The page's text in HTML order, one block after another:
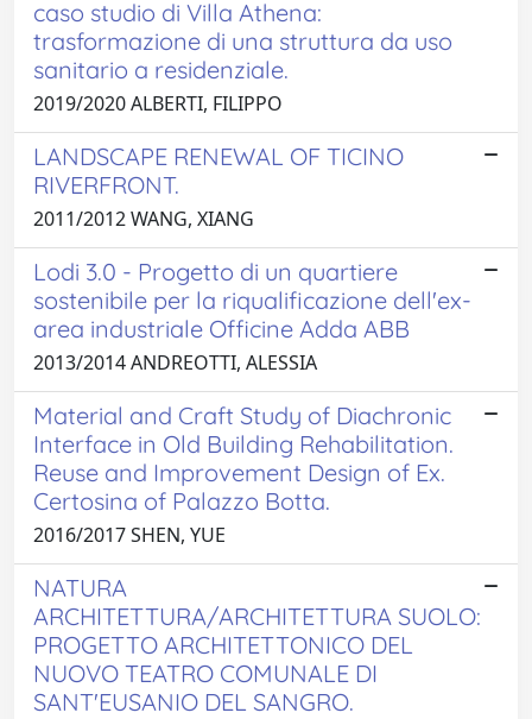
caso studio di Villa Athena:
trasformazione di una struttura da uso
sanitario a residenziale.
2019/2020 ALBERTI, FILIPPO
LANDSCAPE RENEWAL OF TICINO
RIVERFRONT.
2011/2012 WANG, XIANG
Lodi 3.0 - Progetto di un quartiere
sostenibile per la riqualificazione dell'ex-
area industriale Officine Adda ABB
2013/2014 ANDREOTTI, ALESSIA
Material and Craft Study of Diachronic
Interface in Old Building Rehabilitation.
Reuse and Improvement Design of Ex.
Certosina of Palazzo Botta.
2016/2017 SHEN, YUE
NATURA
ARCHITETTURA/ARCHITETTURA SUOLO:
PROGETTO ARCHITETTONICO DEL
NUOVO TEATRO COMUNALE DI
SANT'EUSANIO DEL SANGRO.